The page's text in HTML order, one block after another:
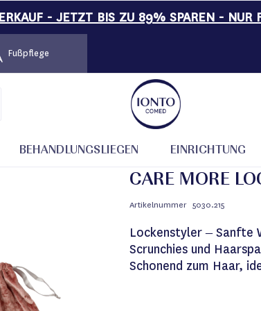
- JETZT BIS ZU 89% SPAREN - NUR
Fußpflege
BEHANDLUNGSLIEGEN EINRICHTUNG
Lockenstyler
CARE MORE
Artikelnummer 5030.215
Lockenstyler – Sanfte
Scrunchies und
Schonend zum Haar,